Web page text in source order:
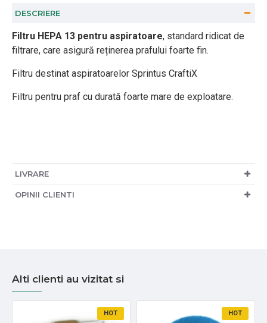
DESCRIERE
Filtru HEPA 13 pentru aspiratoare, standard ridicat de
filtrare, care asigură reținerea prafului foarte fin.
Filtru destinat aspiratoarelor Sprintus CraftiX
Filtru pentru praf cu durată foarte mare de exploatare.
LIVRARE
OPINII CLIENTI
Alti clienti au vizitat si
HOT HOT